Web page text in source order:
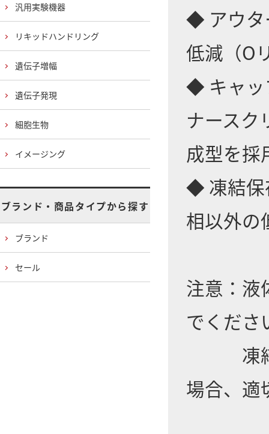
◆ アウタ
低減（O
◆ キャッ
ナースク
成型を採
◆ 凍結保
相以外の
注意：液
でくださ
凍結保
場合、適
汎用実験機器
リキッドハンドリング
遺伝子増幅
遺伝子発現
細胞生物
イメージング
ブランド・商品タイプから探す
ブランド
セール